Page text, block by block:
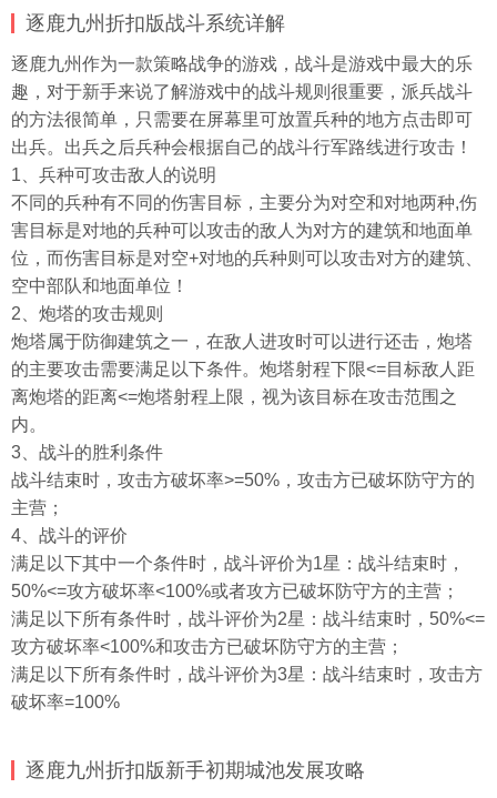
逐鹿九州折扣版战斗系统详解
逐鹿九州作为一款策略战争的游戏，战斗是游戏中最大的乐
趣，对于新手来说了解游戏中的战斗规则很重要，派兵战斗
的方法很简单，只需要在屏幕里可放置兵种的地方点击即可
出兵。出兵之后兵种会根据自己的战斗行军路线进行攻击！
1、兵种可攻击敌人的说明
不同的兵种有不同的伤害目标，主要分为对空和对地两种,伤
害目标是对地的兵种可以攻击的敌人为对方的建筑和地面单
位，而伤害目标是对空+对地的兵种则可以攻击对方的建筑、
空中部队和地面单位！
2、炮塔的攻击规则
炮塔属于防御建筑之一，在敌人进攻时可以进行还击，炮塔
的主要攻击需要满足以下条件。炮塔射程下限<=目标敌人距
离炮塔的距离<=炮塔射程上限，视为该目标在攻击范围之
内。
3、战斗的胜利条件
战斗结束时，攻击方破坏率>=50%，攻击方已破坏防守方的
主营；
4、战斗的评价
满足以下其中一个条件时，战斗评价为1星：战斗结束时，
50%<=攻方破坏率<100%或者攻方已破坏防守方的主营；
满足以下所有条件时，战斗评价为2星：战斗结束时，50%<=
攻方破坏率<100%和攻击方已破坏防守方的主营；
满足以下所有条件时，战斗评价为3星：战斗结束时，攻击方
破坏率=100%
逐鹿九州折扣版新手初期城池发展攻略